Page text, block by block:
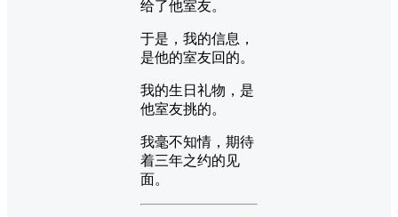
给了他室友。
于是，我的信息，
是他的室友回的。
我的生日礼物，是
他室友挑的。
我毫不知情，期待
着三年之约的见
面。